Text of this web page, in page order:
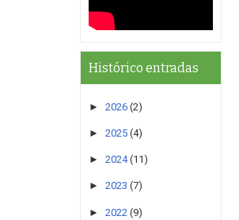
Histórico entradas
► 2026 (2)
► 2025 (4)
► 2024 (11)
► 2023 (7)
► 2022 (9)